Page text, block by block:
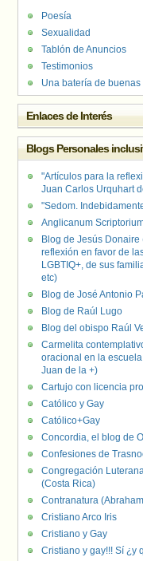
Poesía
Sexualidad
Tablón de Anuncios
Testimonios
Una batería de buenas
Enlaces de Interés
Blogs Personales
"Artículos para la
Juan Carlos Urquhart
"Sedom.
Anglicanum
Blog de Jesús
reflexión en favor de
LGBTIQ+, de sus
etc)
Blog de José Antonio
Blog de Raúl Lugo
Blog del obispo Raúl
Carmelita
oracional en la
Juan de la +)
Cartujo con licencia
Católico y Gay
Católico+Gay
Concordia, el blog de
Confesiones de
Congregación
(Costa Rica)
Contranatura
Cristiano Arco Iris
Cristiano y Gay
Cristiano y gay!!! Sí ¿y